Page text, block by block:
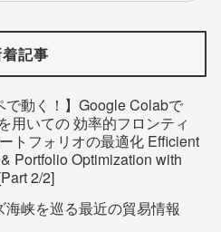
記事
で動く！】Google Colabで
用いての 効率的フロンティ
トフォリオの最適化 Efficient
Portfolio Optimization with
2/2]
海峡を巡る最近の貿易情報